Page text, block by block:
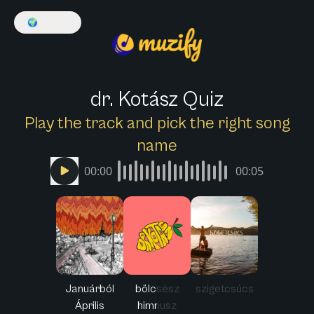
🌍
dr. Kotász Quiz
Play the track and pick the right song
name
00:00 00:05
Januárból
Április
bölcsész
himnusz
szigetcsúcs